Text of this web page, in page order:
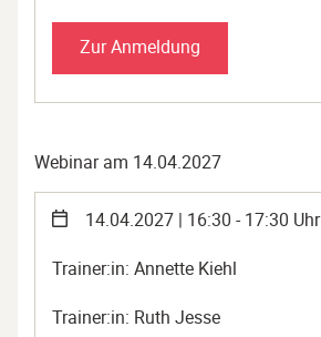
Zur Anmeldung
Webinar am 14.04.2027
14.04.2027 | 16:30 - 17:30 Uhr
Trainer:in: Annette Kiehl
Trainer:in: Ruth Jesse